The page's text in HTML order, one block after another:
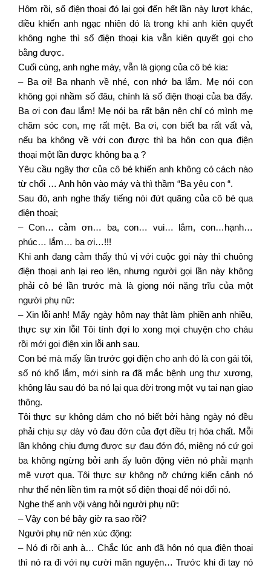
Hôm rồi, số điện thoại đó lại gọi đến hết lần này lượt khác,
điều khiến anh ngạc nhiên đó là trong khi anh kiên quyết
không nghe thì số điện thoại kia vẫn kiên quyết gọi cho
bằng được.
Cuối cùng, anh nghe máy, vẫn là giọng của cô bé kia:
– Ba ơi! Ba nhanh về nhé, con nhớ ba lắm. Mẹ nói con
không gọi nhầm số đâu, chính là số điện thoại của ba đấy.
Ba ơi con đau lắm! Mẹ nói ba rất bận nên chỉ có mình mẹ
chăm sóc con, mẹ rất mệt. Ba ơi, con biết ba rất vất vả,
nếu ba không về với con được thì ba hôn con qua điện
thoại một lần được không ba ạ ?
Yêu cầu ngây thơ của cô bé khiến anh không có cách nào
từ chối … Anh hôn vào máy và thì thầm “Ba yêu con “.
Sau đó, anh nghe thấy tiếng nói đứt quãng của cô bé qua
điện thoại;
– Con… cảm ơn… ba, con… vui… lắm, con…hạnh…
phúc… lắm… ba ơi…!!!
Khi anh đang cảm thấy thú vị với cuộc gọi này thì chuông
điện thoại anh lại reo lên, nhưng người gọi lần này không
phải cô bé lần trước mà là giọng nói nặng trĩu của một
người phụ nữ:
– Xin lỗi anh! Mấy ngày hôm nay thật làm phiền anh nhiều,
thực sự xin lỗi! Tôi tính đợi lo xong mọi chuyện cho cháu
rồi mới gọi điện xin lỗi anh sau.
Con bé mà mấy lần trước gọi điện cho anh đó là con gái tôi,
số nó khổ lắm, mới sinh ra đã mắc bệnh ung thư xương,
không lâu sau đó ba nó lại qua đời trong một vụ tai nạn giao
thông.
Tôi thực sự không dám cho nó biết bởi hàng ngày nó đều
phải chịu sự dày vò đau đớn của đợt điều trị hóa chất. Mỗi
lần không chịu đựng được sự đau đớn đó, miệng nó cứ gọi
ba không ngừng bởi anh ấy luôn động viên nó phải mạnh
mẽ vượt qua. Tôi thực sự không nỡ chứng kiến cảnh nó
như thế nên liền tìm ra một số điện thoại để nói dối nó.
Nghe thế anh vội vàng hỏi người phụ nữ:
– Vậy con bé bây giờ ra sao rồi?
Người phụ nữ nén xúc động:
– Nó đi rồi anh à… Chắc lúc anh đã hôn nó qua điện thoại
thì nó ra đi với nụ cười mãn nguyện… Trước khi đi tay nó